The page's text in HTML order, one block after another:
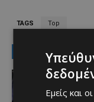
TAGS Top
LATEST NEWS
Εμείς και